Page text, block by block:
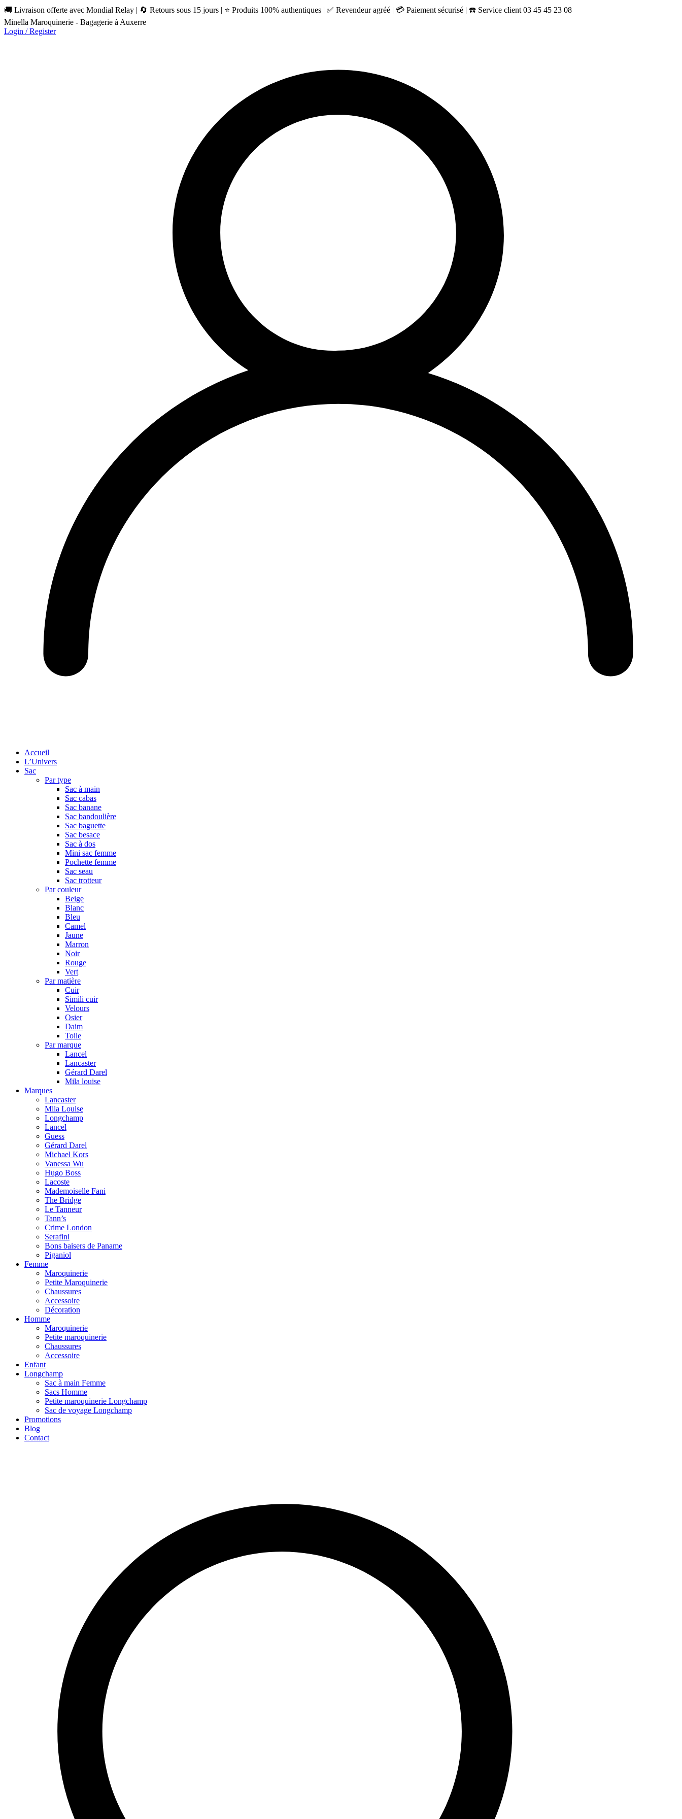
🚚 Livraison offerte avec Mondial Relay | 🔄 Retours sous 15 jours | ⭐ Produits 100% authentiques | ✅ Revendeur agréé | 💳 Paiement sécurisé | ☎️ Service client 03 45 45 23 08
Minella Maroquinerie - Bagagerie à Auxerre
Login / Register
Accueil
L’Univers
Sac
Par type
Sac à main
Sac cabas
Sac banane
Sac bandoulière
Sac baguette
Sac besace
Sac à dos
Mini sac femme
Pochette femme
Sac seau
Sac trotteur
Par couleur
Beige
Blanc
Bleu
Camel
Jaune
Marron
Noir
Rouge
Vert
Par matière
Cuir
Simili cuir
Velours
Osier
Daim
Toile
Par marque
Lancel
Lancaster
Gérard Darel
Mila louise
Marques
Lancaster
Mila Louise
Longchamp
Lancel
Guess
Gérard Darel
Michael Kors
Vanessa Wu
Hugo Boss
Lacoste
Mademoiselle Fani
The Bridge
Le Tanneur
Tann’s
Crime London
Serafini
Bons baisers de Paname
Piganiol
Femme
Maroquinerie
Petite Maroquinerie
Chaussures
Accessoire
Décoration
Homme
Maroquinerie
Petite maroquinerie
Chaussures
Accessoire
Enfant
Longchamp
Sac à main Femme
Sacs Homme
Petite maroquinerie Longchamp
Sac de voyage Longchamp
Promotions
Blog
Contact